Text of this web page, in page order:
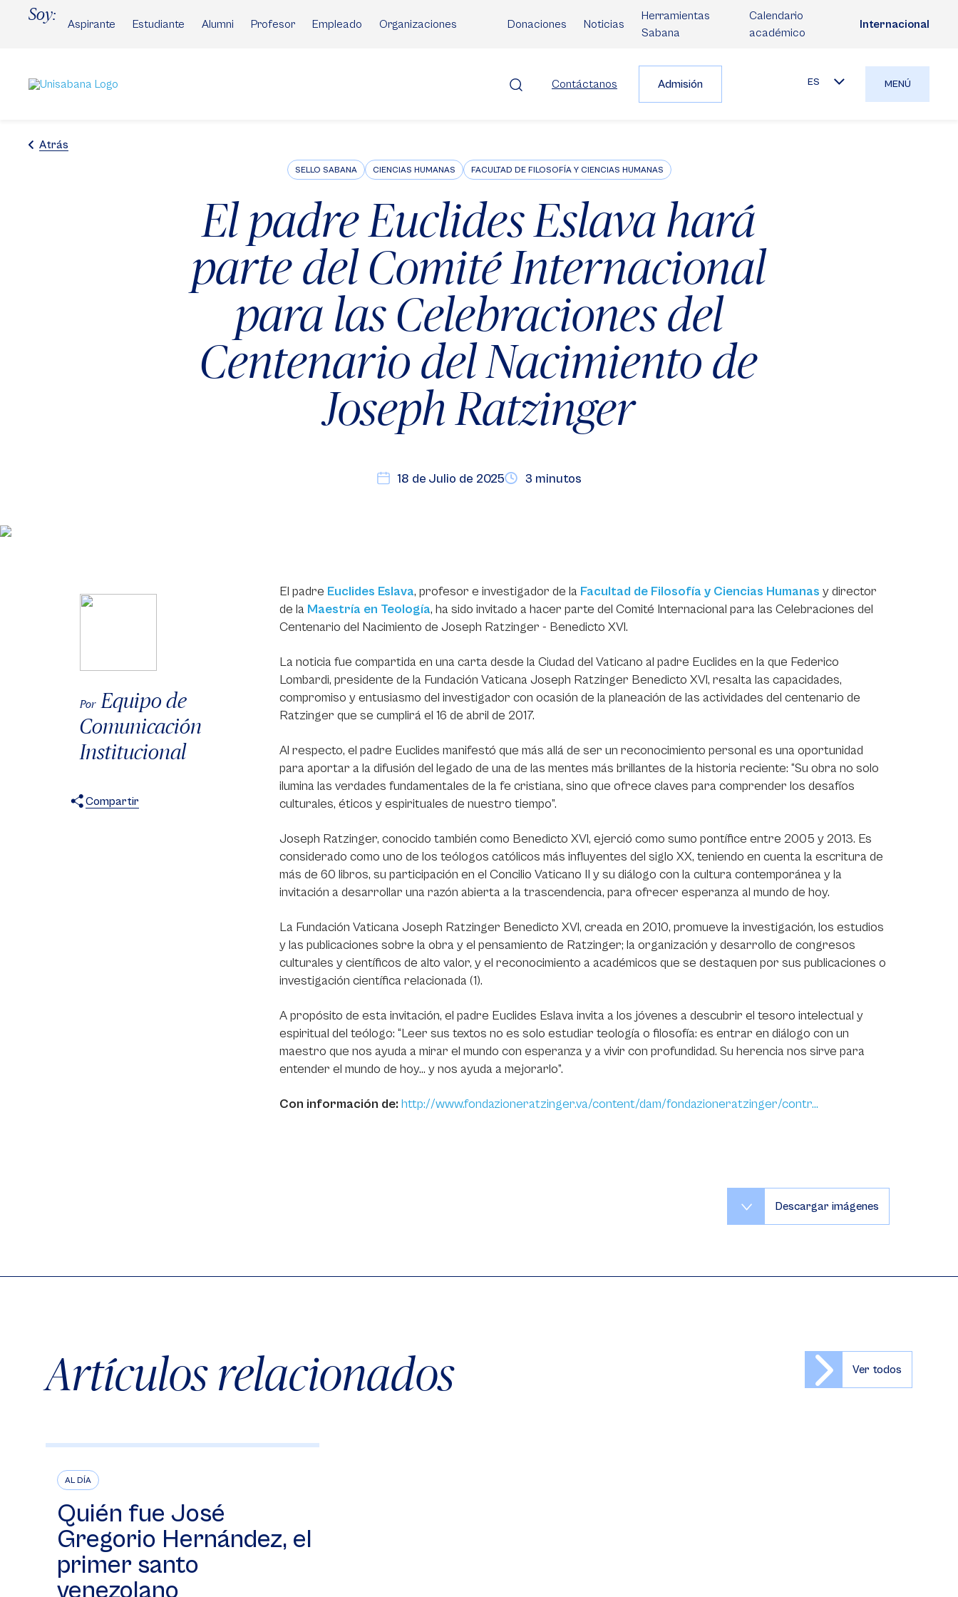
Soy:
Aspirante Estudiante Alumni Profesor Empleado Organizaciones Donaciones Noticias
Herramientas
Sabana
Calendario
académico
Internacional
Contáctanos Admisión ES MENÚ
Atrás
SELLO SABANA CIENCIAS HUMANAS FACULTAD DE FILOSOFÍA Y CIENCIAS HUMANAS
El padre Euclides Eslava hará
parte del Comité Internacional
para las Celebraciones del
Centenario del Nacimiento de
Joseph Ratzinger
18 de Julio de 2025 3 minutos
Por Equipo de
Comunicación
Institucional
Compartir
El padre Euclides Eslava, profesor e investigador de la Facultad de Filosofía y Ciencias Humanas y director
de la Maestría en Teología, ha sido invitado a hacer parte del Comité Internacional para las Celebraciones del
Centenario del Nacimiento de Joseph Ratzinger - Benedicto XVI.
La noticia fue compartida en una carta desde la Ciudad del Vaticano al padre Euclides en la que Federico
Lombardi, presidente de la Fundación Vaticana Joseph Ratzinger Benedicto XVI, resalta las capacidades,
compromiso y entusiasmo del investigador con ocasión de la planeación de las actividades del centenario de
Ratzinger que se cumplirá el 16 de abril de 2017.
Al respecto, el padre Euclides manifestó que más allá de ser un reconocimiento personal es una oportunidad
para aportar a la difusión del legado de una de las mentes más brillantes de la historia reciente: “Su obra no solo
ilumina las verdades fundamentales de la fe cristiana, sino que ofrece claves para comprender los desafíos
culturales, éticos y espirituales de nuestro tiempo”.
Joseph Ratzinger, conocido también como Benedicto XVI, ejerció como sumo pontífice entre 2005 y 2013. Es
considerado como uno de los teólogos católicos más influyentes del siglo XX, teniendo en cuenta la escritura de
más de 60 libros, su participación en el Concilio Vaticano II y su diálogo con la cultura contemporánea y la
invitación a desarrollar una razón abierta a la trascendencia, para ofrecer esperanza al mundo de hoy.
La Fundación Vaticana Joseph Ratzinger Benedicto XVI, creada en 2010, promueve la investigación, los estudios
y las publicaciones sobre la obra y el pensamiento de Ratzinger; la organización y desarrollo de congresos
culturales y científicos de alto valor, y el reconocimiento a académicos que se destaquen por sus publicaciones o
investigación científica relacionada (1).
A propósito de esta invitación, el padre Euclides Eslava invita a los jóvenes a descubrir el tesoro intelectual y
espiritual del teólogo: “Leer sus textos no es solo estudiar teología o filosofía: es entrar en diálogo con un
maestro que nos ayuda a mirar el mundo con esperanza y a vivir con profundidad. Su herencia nos sirve para
entender el mundo de hoy... y nos ayuda a mejorarlo”.
Con información de: http://www.fondazioneratzinger.va/content/dam/fondazioneratzinger/contr…
Descargar imágenes
Artículos relacionados Ver todos
AL DÍA
Quién fue José
Gregorio Hernández, el
primer santo
venezolano